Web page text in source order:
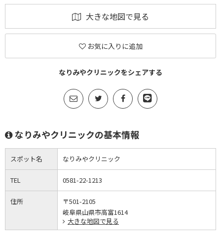
大きな地図で見る
お気に入りに追加
なりみやクリニックをシェアする
なりみやクリニックの基本情報
スポット名 なりみやクリニック
TEL 0581-22-1213
住所
〒501-2105
岐阜県山県市高富1614
大きな地図で見る